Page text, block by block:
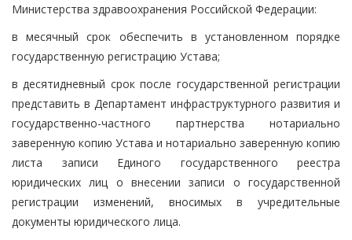
Министерства здравоохранения Российской Федерации:
в месячный срок обеспечить в установленном порядке
государственную регистрацию Устава;
в десятидневный срок после государственной регистрации
представить в Департамент инфраструктурного развития и
государственно-частного партнерства нотариально
заверенную копию Устава и нотариально заверенную копию
листа записи Единого государственного реестра
юридических лиц о внесении записи о государственной
регистрации изменений, вносимых в учредительные
документы юридического лица.